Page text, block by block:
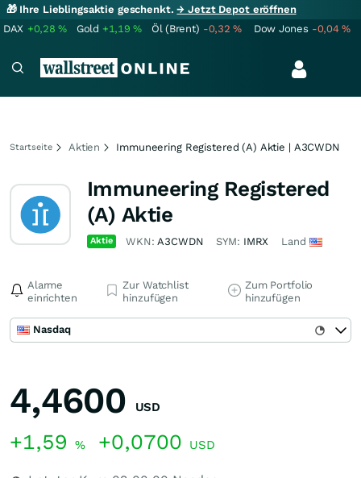
🎁 Ihre Lieblingsaktie geschenkt.→ Jetzt Depot eröffnen
DAX +0,28% Gold +1,19% Öl (Brent) -0,32% Dow Jones -0,04%
Startseite Aktien Immuneering Registered (A) Aktie | A3CWDN
Immuneering Registered
(A) Aktie
Aktie WKN:A3CWDN SYM: IMRX Land
Alarme
einrichten
Zur Watchlist
hinzufügen
Zum Portfolio
hinzufügen
Nasdaq
4,4600 USD
+1,59 % +0,0700 USD